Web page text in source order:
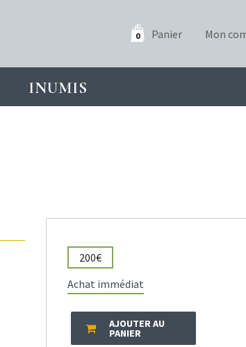
0 Panier Mon
INUMIS
200€
Achat immédiat
AJOUTER AU
PANIER